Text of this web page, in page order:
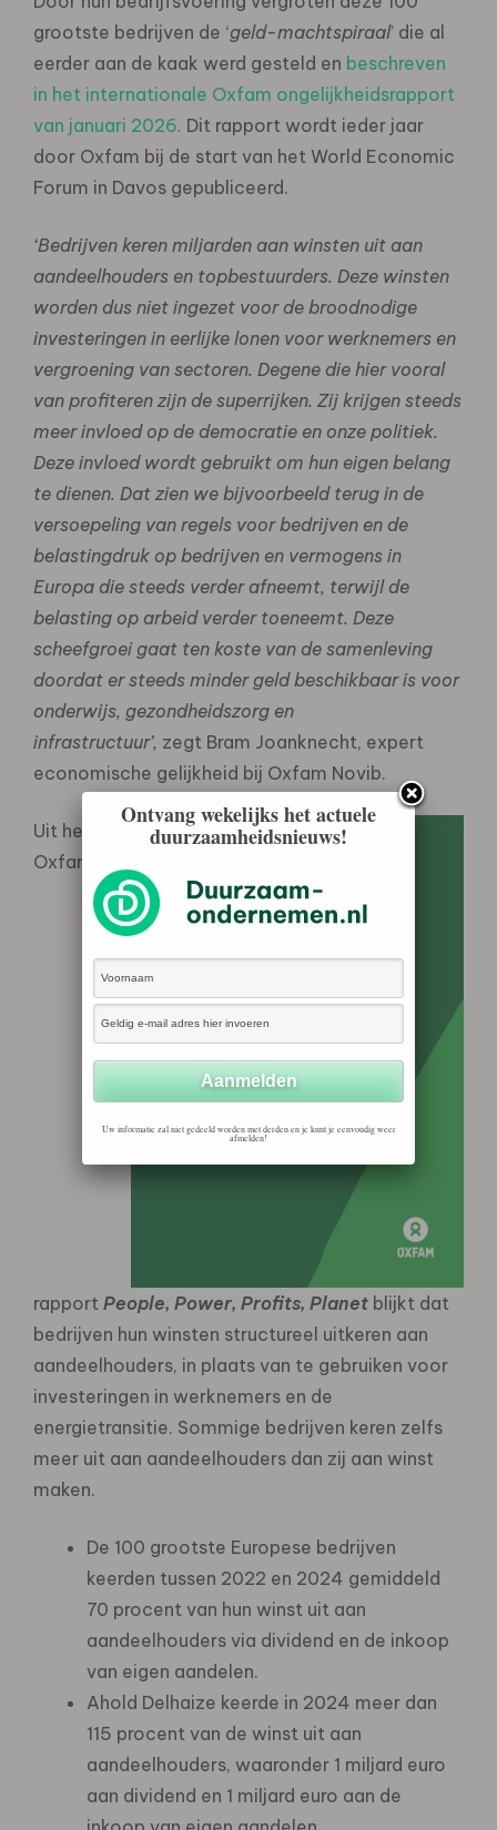
grootste bedrijven de ‘geld-machtspiraal’ die al
eerder aan de kaak werd gesteld en beschreven
in het internationale Oxfam ongelijkheidsrapport
van januari 2026. Dit rapport wordt ieder jaar
door Oxfam bij de start van het World Economic
Forum in Davos gepubliceerd.
‘Bedrijven keren miljarden aan winsten uit aan
aandeelhouders en topbestuurders. Deze winsten
worden dus niet ingezet voor de broodnodige
investeringen in eerlijke lonen voor werknemers en
vergroening van sectoren. Degene die hier vooral
van profiteren zijn de superrijken. Zij krijgen steeds
meer invloed op de democratie en onze politiek.
Deze invloed wordt gebruikt om hun eigen belang
te dienen. Dat zien we bijvoorbeeld terug in de
versoepeling van regels voor bedrijven en de
belastingdruk op bedrijven en vermogens in
Europa die steeds verder afneemt, terwijl de
belasting op arbeid verder toeneemt. Deze
scheefgroei gaat ten koste van de samenleving
doordat er steeds minder geld beschikbaar is voor
onderwijs, gezondheidszorg en
infrastructuur’, zegt Bram Joanknecht, expert
economische gelijkheid bij Oxfam Novib.
Uit het
Oxfam-
rapport People, Power, Profits, Planet blijkt dat
bedrijven hun winsten structureel uitkeren aan
aandeelhouders, in plaats van te gebruiken voor
investeringen in werknemers en de
energietransitie. Sommige bedrijven keren zelfs
meer uit aan aandeelhouders dan zij aan winst
maken.
De 100 grootste Europese bedrijven
keerden tussen 2022 en 2024 gemiddeld
70 procent van hun winst uit aan
aandeelhouders via dividend en de inkoop
van eigen aandelen.
Ahold Delhaize keerde in 2024 meer dan
115 procent van de winst uit aan
aandeelhouders, waaronder 1 miljard euro
aan dividend en 1 miljard euro aan de
Ontvang wekelijks het actuele
duurzaamheidsnieuws!
Uw informatie zal niet gedeeld worden met derden en je kunt je eenvoudig weer
afmelden!